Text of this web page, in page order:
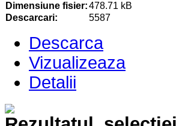
Dimensiune fisier:478.71 kB
Descarcari:
5587
Descarca
Vizualizeaza
Detalii